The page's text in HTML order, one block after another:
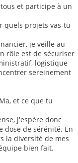
et participe à un
quels projets vas-tu
je veille au
rôle est de sécuriser
logistique
sereinement
et ce que tu
j'espère donc
de sérénité. En
la diversité de mes
bien fait.